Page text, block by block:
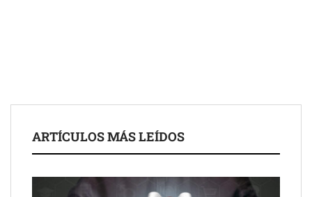
ARTÍCULOS MÁS LEÍDOS